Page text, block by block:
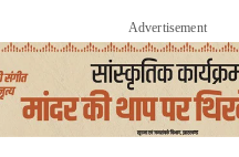
Advertisement